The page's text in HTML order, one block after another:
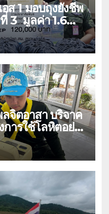
ส 1 มอบถุงยังชีพ
3 มูลค่า 1.6
จิตอาสา บริจาค
ารใช้โลหิตอย่าง
สวันเฉลิม
รรษา และถวาย
ระบาทสมเด็จ